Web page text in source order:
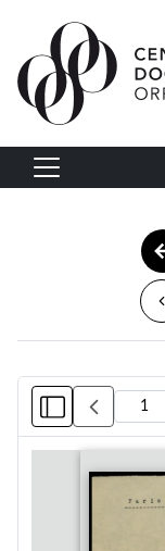
Vés al contingut
Navegació